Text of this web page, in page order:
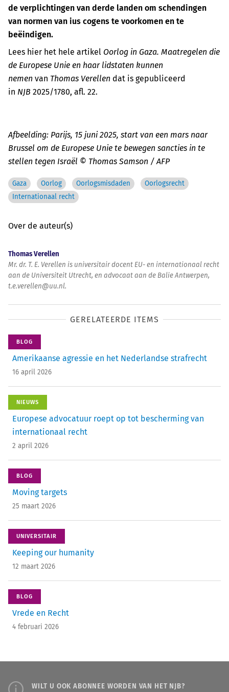
de verplichtingen van derde landen om schendingen
van normen van ius cogens te voorkomen en te
beëindigen.
Lees hier het hele artikel Oorlog in Gaza. Maatregelen die
de Europese Unie en haar lidstaten kunnen
nemen van Thomas Verellen dat is gepubliceerd
in NJB 2025/1780, afl. 22.
Afbeelding: Parijs, 15 juni 2025, start van een mars naar
Brussel om de Europese Unie te bewegen sancties in te
stellen tegen Israël © Thomas Samson / AFP
Gaza Oorlog Oorlogsmisdaden
Oorlogsrecht
Internationaal recht
Over de auteur(s)
Thomas Verellen
Mr. dr. T. E. Verellen is universitair docent EU- en internationaal recht
aan de Universiteit Utrecht, en advocaat aan de Balie Antwerpen,
t.e.verellen@uu.nl.
GERELATEERDE ITEMS
BLOG
Amerikaanse agressie en het Nederlandse strafrecht
16 april 2026
NIEUWS
Europese advocatuur roept op tot bescherming van
internationaal recht
2 april 2026
BLOG
Moving targets
25 maart 2026
UNIVERSITAIR
Keeping our humanity
12 maart 2026
BLOG
Vrede en Recht
4 februari 2026
WILT U OOK ABONNEE WORDEN VAN HET NJB?